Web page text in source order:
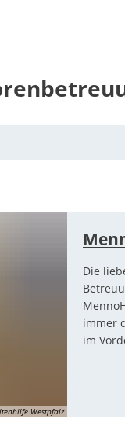
Westpfalz
Die
immer
im